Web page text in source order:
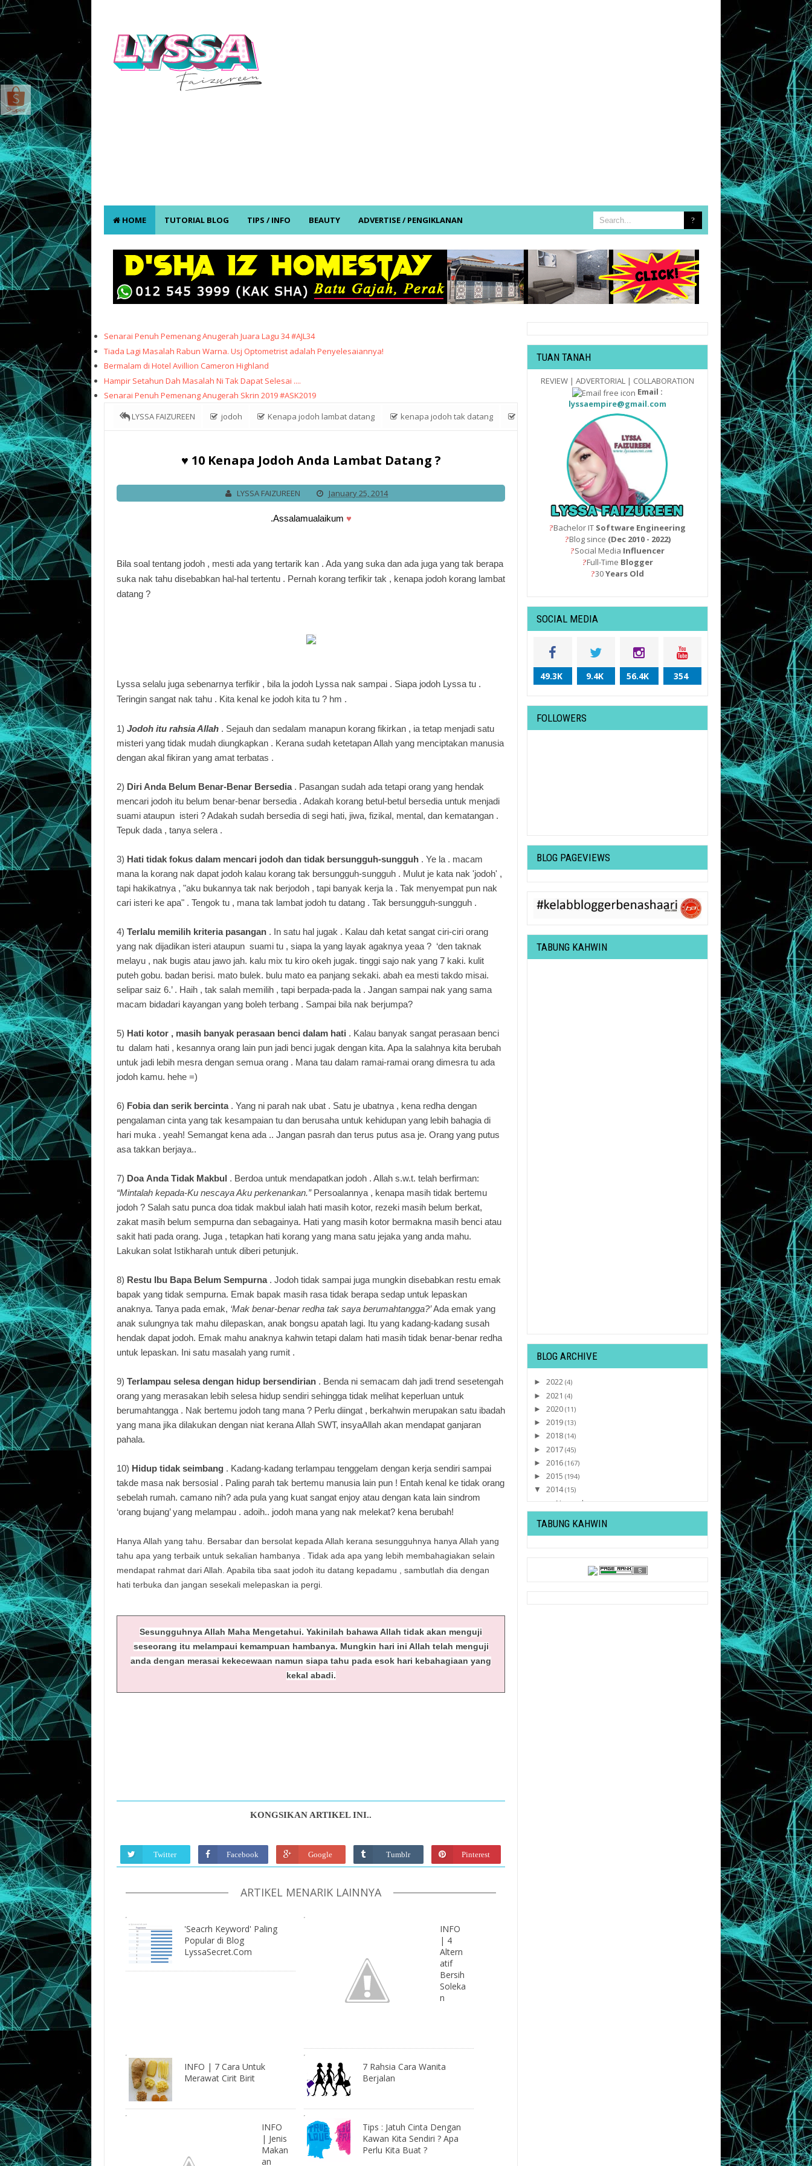
HOME TUTORIAL BLOG TIPS / INFO BEAUTY ADVERTISE / PENGIKLANAN
Senarai Penuh Pemenang Anugerah Juara Lagu 34 #AJL34
Tiada Lagi Masalah Rabun Warna. Usj Optometrist adalah Penyelesaiannya!
Bermalam di Hotel Avillion Cameron Highland
Hampir Setahun Dah Masalah Ni Tak Dapat Selesai ....
Senarai Penuh Pemenang Anugerah Skrin 2019 #ASK2019
LYSSA FAIZUREEN
jodoh Kenapa jodoh lambat datang kenapa jodoh tak datang
♥ 10 Kenapa Jodoh Anda Lambat Datang ?
LYSSA FAIZUREEN January 25, 2014
.Assalamualaikum ♥
Bila soal tentang jodoh , mesti ada yang tertarik kan . Ada yang suka dan ada juga yang tak berapa
suka nak tahu disebabkan hal-hal tertentu . Pernah korang terfikir tak , kenapa jodoh korang lambat
datang ?
Lyssa selalu juga sebenarnya terfikir , bila la jodoh Lyssa nak sampai . Siapa jodoh Lyssa tu .
Teringin sangat nak tahu . Kita kenal ke jodoh kita tu ? hm .
1) Jodoh itu rahsia Allah . Sejauh dan sedalam manapun korang fikirkan , ia tetap menjadi satu
misteri yang tidak mudah diungkapkan . Kerana sudah ketetapan Allah yang menciptakan manusia
dengan akal fikiran yang amat terbatas .
2) Diri Anda Belum Benar-Benar Bersedia. Pasangan sudah ada tetapi orang yang hendak
mencari jodoh itu belum benar-benar bersedia . Adakah korang betul-betul bersedia untuk menjadi
suami ataupun isteri ? Adakah sudah bersedia di segi hati, jiwa, fizikal, mental, dan kematangan .
Tepuk dada , tanya selera .
3) Hati tidak fokus dalam mencari jodoh dan tidak bersungguh-sungguh . Ye la . macam
mana la korang nak dapat jodoh kalau korang tak bersungguh-sungguh . Mulut je kata nak 'jodoh' ,
tapi hakikatnya , "aku bukannya tak nak berjodoh , tapi banyak kerja la . Tak menyempat pun nak
cari isteri ke apa" . Tengok tu , mana tak lambat jodoh tu datang . Tak bersungguh-sungguh .
4) Terlalu memilih kriteria pasangan . In satu hal jugak . Kalau dah ketat sangat ciri-ciri orang
yang nak dijadikan isteri ataupun suami tu , siapa la yang layak agaknya yeaa ? ‘den taknak
melayu , nak bugis atau jawo jah. kalu mix tu kiro okeh jugak. tinggi sajo nak yang 7 kaki. kulit
puteh gobu. badan berisi. mato bulek. bulu mato ea panjang sekaki. abah ea mesti takdo misai.
selipar saiz 6.’ . Haih , tak salah memilih , tapi berpada-pada la . Jangan sampai nak yang sama
macam bidadari kayangan yang boleh terbang . Sampai bila nak berjumpa?
5) Hati kotor , masih banyak perasaan benci dalam hati . Kalau banyak sangat perasaan benci
tu dalam hati , kesannya orang lain pun jadi benci jugak dengan kita. Apa la salahnya kita berubah
untuk jadi lebih mesra dengan semua orang . Mana tau dalam ramai-ramai orang dimesra tu ada
jodoh kamu. hehe =)
6) Fobia dan serik bercinta . Yang ni parah nak ubat . Satu je ubatnya , kena redha dengan
pengalaman cinta yang tak kesampaian tu dan berusaha untuk kehidupan yang lebih bahagia di
hari muka . yeah! Semangat kena ada .. Jangan pasrah dan terus putus asa je. Orang yang putus
asa takkan berjaya..
7) DoaAnda Tidak Makbul . Berdoa untuk mendapatkan jodoh . Allah s.w.t. telah berfirman:
“Mintalah kepada-Ku nescaya Aku perkenankan.”Persoalannya , kenapa masih tidak bertemu
jodoh ? Salah satu punca doa tidak makbul ialah hati masih kotor, rezeki masih belum berkat,
zakat masih belum sempurna dan sebagainya. Hati yang masih kotor bermakna masih benci atau
sakit hati pada orang. Juga , tetapkan hati korang yang mana satu jejaka yang anda mahu.
Lakukan solat Istikharah untuk diberi petunjuk.
8) Restu Ibu Bapa Belum Sempurna. Jodoh tidak sampai juga mungkin disebabkan restu emak
bapak yang tidak sempurna. Emak bapak masih rasa tidak berapa sedap untuk lepaskan
anaknya. Tanya pada emak, ‘Mak benar-benar redha tak saya berumahtangga?’Ada emak yang
anak sulungnya tak mahu dilepaskan, anak bongsu apatah lagi. Itu yang kadang-kadang susah
hendak dapat jodoh. Emak mahu anaknya kahwin tetapi dalam hati masih tidak benar-benar redha
untuk lepaskan. Ini satu masalah yang rumit .
9) Terlampau selesa dengan hidup bersendirian . Benda ni semacam dah jadi trend sesetengah
orang yang merasakan lebih selesa hidup sendiri sehingga tidak melihat keperluan untuk
berumahtangga . Nak bertemu jodoh tang mana ? Perlu diingat , berkahwin merupakan satu ibadah
yang mana jika dilakukan dengan niat kerana Allah SWT, insyaAllah akan mendapat ganjaran
pahala.
10) Hidup tidak seimbang . Kadang-kadang terlampau tenggelam dengan kerja sendiri sampai
takde masa nak bersosial . Paling parah tak bertemu manusia lain pun ! Entah kenal ke tidak orang
sebelah rumah. camano nih? ada pula yang kuat sangat enjoy atau dengan kata lain sindrom
‘orang bujang’ yang melampau . adoih.. jodoh mana yang nak melekat? kena berubah!
Hanya Allah yang tahu. Bersabar dan bersolat kepada Allah kerana sesungguhnya hanya Allah yang
tahu apa yang terbaik untuk sekalian hambanya . Tidak ada apa yang lebih membahagiakan selain
mendapat rahmat dari Allah. Apabila tiba saat jodoh itu datang kepadamu , sambutlah dia dengan
hati terbuka dan jangan sesekali melepaskan ia pergi.
Sesungguhnya Allah Maha Mengetahui. Yakinilah bahawa Allah tidak akan menguji
seseorang itu melampaui kemampuan hambanya. Mungkin hari ini Allah telah menguji
anda dengan merasai kekecewaan namun siapa tahu pada esok hari kebahagiaan yang
kekal abadi.
KONGSIKAN ARTIKEL INI..
Twitter Facebook Google Tumblr Pinterest
ARTIKEL MENARIK LAINNYA
'Seacrh Keyword' Paling
Popular di Blog
LyssaSecret.Com
INFO
| 4
Altern
atif
Bersih
Soleka
n
INFO | 7 Cara Untuk
Merawat Cirit Birit
7 Rahsia Cara Wanita
Berjalan
INFO
| Jenis
Makan
an
Tips : Jatuh Cinta Dengan
Kawan Kita Sendiri ? Apa
Perlu Kita Buat ?
TUAN TANAH
REVIEW | ADVERTORIAL | COLLABORATION
Email :
lyssaempire@gmail.com
?Bachelor IT Software Engineering
?Blog since (Dec 2010 - 2022)
?Social Media Influencer
?Full-Time Blogger
?30Years Old
SOCIAL MEDIA
49.3K 9.4K 56.4K 354
FOLLOWERS
BLOG PAGEVIEWS
TABUNG KAHWIN
BLOG ARCHIVE
► 2022 (4)
► 2021 (4)
► 2020 (11)
► 2019 (13)
► 2018 (14)
► 2017 (45)
► 2016 (167)
► 2015 (194)
▼ 2014(15)
November
►August(2)
(8)
TABUNG KAHWIN